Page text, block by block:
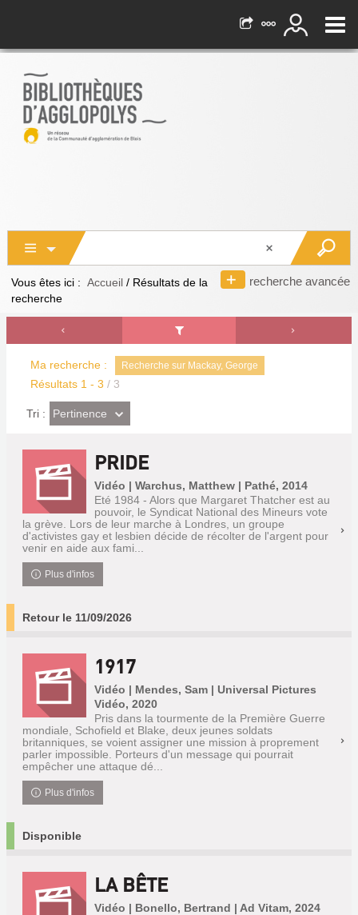
recherche avancée
Vous êtes ici : Accueil / Résultats de la
recherche
Ma recherche : Recherche sur Mackay, George
Résultats 1 - 3 / 3
Tri : (Effet
imédiat)
Pertinence
PRIDE
Vidéo | Warchus, Matthew | Pathé, 2014
Eté 1984 - Alors que Margaret Thatcher est au
pouvoir, le Syndicat National des Mineurs vote
la grève. Lors de leur marche à Londres, un groupe
d'activistes gay et lesbien décide de récolter de l'argent pour
venir en aide aux fami...
Plus d'infos
Retour le 11/09/2026
1917
Vidéo | Mendes, Sam | Universal Pictures
Vidéo, 2020
Pris dans la tourmente de la Première Guerre
mondiale, Schofield et Blake, deux jeunes soldats
britanniques, se voient assigner une mission à proprement
parler impossible. Porteurs d'un message qui pourrait
empêcher une attaque dé...
Plus d'infos
Disponible
LA BÊTE
Vidéo | Bonello, Bertrand | Ad Vitam, 2024